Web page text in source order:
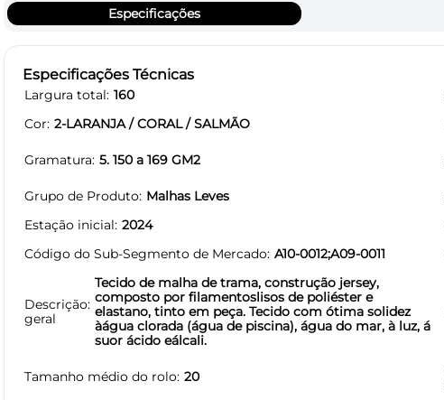
Especificações
Especificações Técnicas
Largura total 160
Cor 2-LARANJA / CORAL / SALMÃO
Gramatura 5. 150 a 169 GM2
Grupo de Produto Malhas Leves
Estação inicial 2024
Código do Sub-Segmento de Mercado A10-0012;A09-0011
Descrição
geral
Tecido de malha de trama, construção jersey,
composto por filamentoslisos de poliéster e
elastano, tinto em peça. Tecido com ótima solidez
àágua clorada (água de piscina), água do mar, à luz, á
suor ácido eálcali.
Tamanho médio do rolo 20